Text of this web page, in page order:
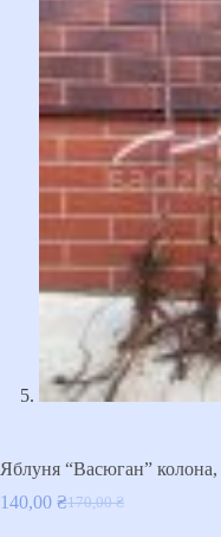
Яблуня “Васюган” колона,
170,00₴
Оригінальна
140,00 ₴Поточна